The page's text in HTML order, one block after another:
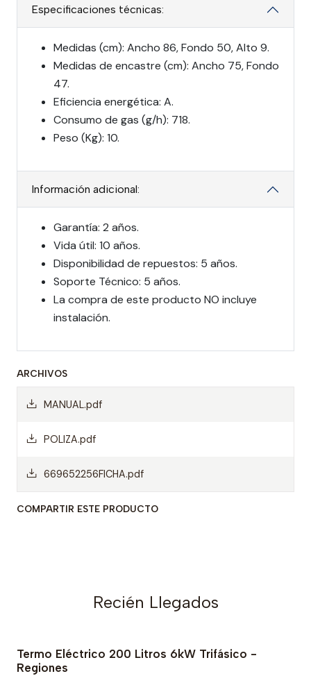
Especificaciones técnicas:
Medidas (cm): Ancho 86, Fondo 50, Alto 9.
Medidas de encastre (cm): Ancho 75, Fondo
47.
Eficiencia energética: A.
Consumo de gas (g/h): 718.
Peso (Kg): 10.
Información adicional:
Garantía: 2 años.
Vida útil: 10 años.
Disponibilidad de repuestos: 5 años.
Soporte Técnico: 5 años.
La compra de este producto NO incluye
instalación.
ARCHIVOS
MANUAL.pdf
POLIZA.pdf
669652256FICHA.pdf
COMPARTIR ESTE PRODUCTO
Recién Llegados
Termo Eléctrico 200 Litros 6kW Trifásico -
Regiones